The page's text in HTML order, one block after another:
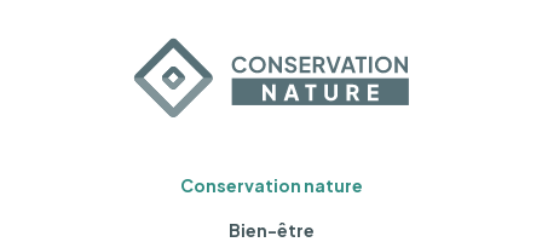
Conservation nature
Bien-être